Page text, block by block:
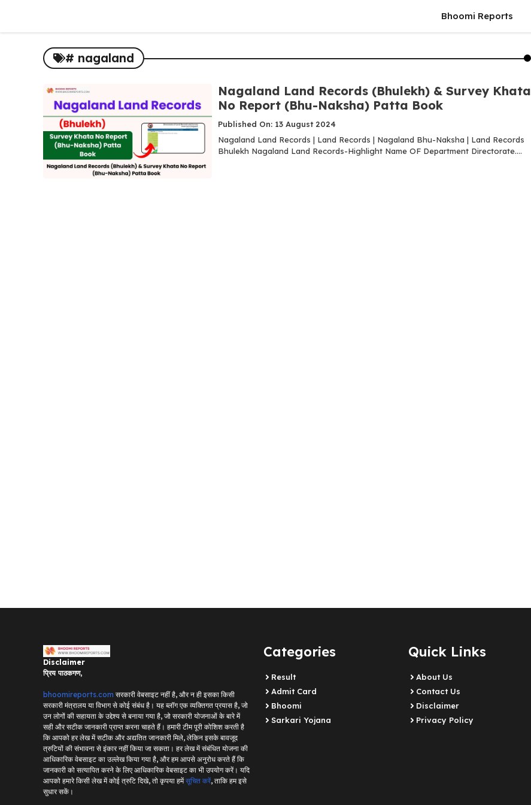
content
Bhoomi Reports
# nagaland
Nagaland Land Records (Bhulekh) & Survey Khata
No Report (Bhu-Naksha) Patta Book
Published On: 13 August 2024
Nagaland Land Records | Land Records | Nagaland Bhu-Naksha | Land Records
Bhulekh Nagaland Land Records-Highlight Name OF Department Directorate....
Disclaimer
प्रिय पाठकगण,
bhoomireports.com सरकारी वेबसाइट नहीं है, और न ही इसका किसी
सरकारी मंत्रालय या विभाग से कोई संबंध है। यह ब्लॉग एक व्यक्तिगत प्रयास है, जो
उन लोगों की सहायता के उद्देश्य से बनाया गया है, जो सरकारी योजनाओं के बारे में
सही और सटीक जानकारी प्राप्त करना चाहते हैं। हमारी टीम पूरी कोशिश करती है
कि आपको हर लेख में सटीक और अद्यतित जानकारी मिले, लेकिन इसके बावजूद
त्रुटियों की संभावना से इंकार नहीं किया जा सकता। हर लेख में संबंधित योजना की
आधिकारिक वेबसाइट का उल्लेख किया गया है, और हम आपसे अनुरोध करते हैं कि
जानकारी को सत्यापित करने के लिए आधिकारिक वेबसाइट का भी उपयोग करें। यदि
आपको हमारे किसी लेख में कोई त्रुटि दिखे, तो कृपया हमेंसूचित करें, ताकि हम इसे
सुधार सकें।
Categories
Result
Admit Card
Bhoomi
Sarkari Yojana
Quick Links
About Us
Contact Us
Disclaimer
Privacy Policy